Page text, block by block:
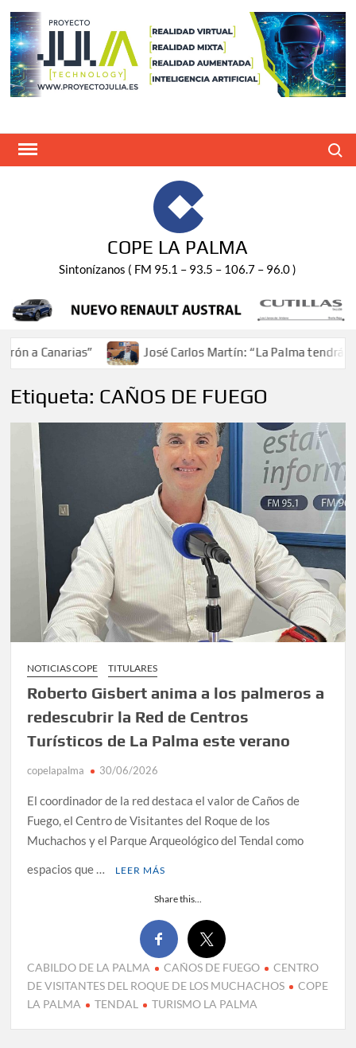
Saltar
contenido
COPE LA PALMA
Sintonízanos ( FM 95.1 – 93.5 – 106.7 – 96.0 )
a Canarias” José Carlos Martín: “La Palma tendrá
Etiqueta: CAÑOS DE FUEGO
NOTICIAS COPE TITULARES
Roberto Gisbert anima a los palmeros a
redescubrir la Red de Centros
Turísticos de La Palma este verano
copelapalma 30/06/2026
El coordinador de la red destaca el valor de Caños de
Fuego, el Centro de Visitantes del Roque de los
Muchachos y el Parque Arqueológico del Tendal como
espacios que …
LEER MÁS
Share this...
CABILDO DE LA PALMA CAÑOS DE FUEGO
CENTRO
DE VISITANTES DEL ROQUE DE LOS MUCHACHOS
COPE
LA PALMA
TENDAL TURISMO LA PALMA